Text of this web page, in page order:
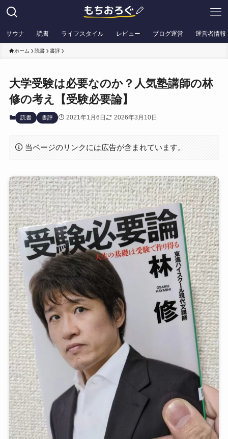
サウナ 読書 ライフスタイル レビュー ブログ運営 運営者情報
ホーム 読書 書評
大学受験は必要なのか？人気塾講師の林
修の考え【受験必要論】
読書 書評 2021年1月6日 2026年3月10日
当ページのリンクには広告が含まれています。